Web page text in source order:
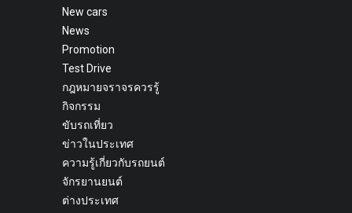
New cars
News
Promotion
Test Drive
กฎหมายจราจรควรรู้
กิจกรรม
ขับรถเที่ยว
ข่าวในประเทศ
ความรู้เกี่ยวกับรถยนต์
จักรยานยนต์
ต่างประเทศ